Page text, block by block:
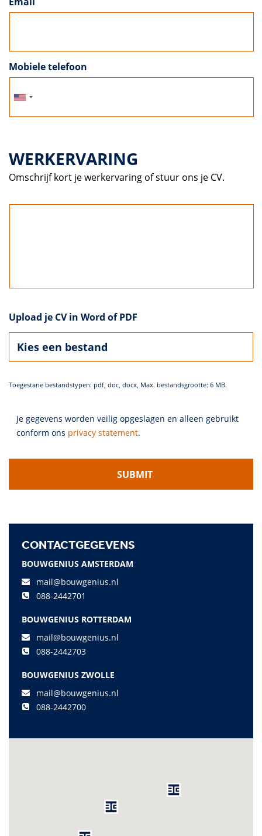
Mobiele telefoon
WERKERVARING
Omschrijf kort je werkervaring of stuur ons je CV.
Upload je CV in Word of PDF
Toegestane bestandstypen: pdf, doc, docx, Max. bestandsgrootte: 6 MB.
Je gegevens worden veilig opgeslagen en alleen gebruikt
conform ons privacy statement.
SUBMIT
CONTACTGEGEVENS
BOUWGENIUS AMSTERDAM
mail@bouwgenius.nl
088-2442701
BOUWGENIUS ROTTERDAM
mail@bouwgenius.nl
088-2442703
BOUWGENIUS ZWOLLE
mail@bouwgenius.nl
088-2442700